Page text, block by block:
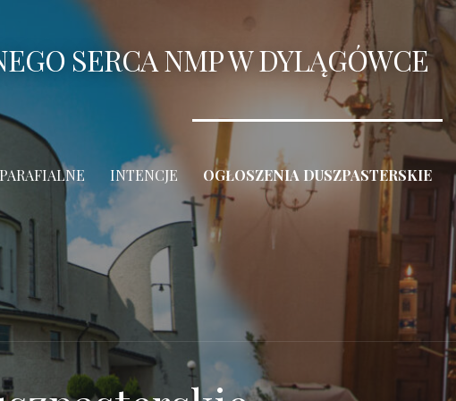
SERCA NMP W DYLĄGÓWCE
INTENCJE OGŁOSZENIA DUSZPASTERSKIE